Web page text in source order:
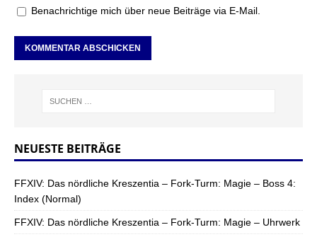
Benachrichtige mich über neue Beiträge via E-Mail.
NEUESTE BEITRÄGE
FFXIV: Das nördliche Kreszentia – Fork-Turm: Magie – Boss 4:
Index (Normal)
FFXIV: Das nördliche Kreszentia – Fork-Turm: Magie – Uhrwerk